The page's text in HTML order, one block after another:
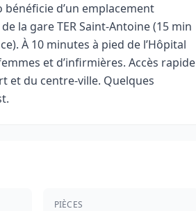
d’un emplacement
la gare TER Saint-Antoine (15 min
À 10 minutes à pied de l’Hôpital
et d’infirmières. Accès rapide
et du centre-ville. Quelques
PIÈCES